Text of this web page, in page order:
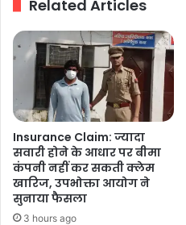
सम्मानित
Related Articles
Insurance Claim: ज्यादा
सवारी होने के आधार पर बीमा
कंपनी नहीं कर सकती क्लेम
खारिज, उपभोक्ता आयोग ने
सुनाया फैसला
3 hours ago